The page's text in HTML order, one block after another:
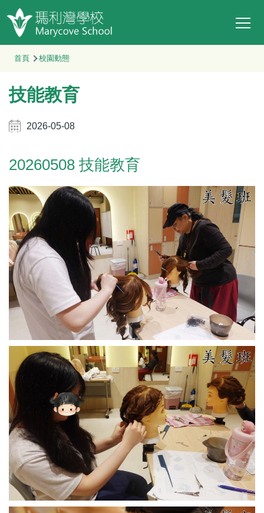
移至主內容
導
連
結
首頁 校園動態
技能教育
2026-05-08
20260508 技能教育